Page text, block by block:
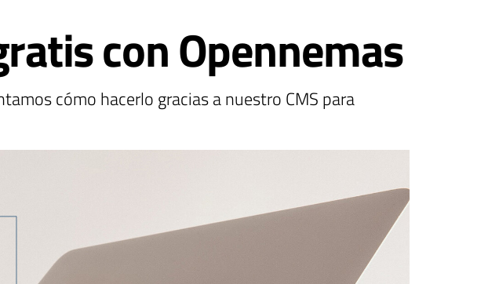
con Opennemas
cómo hacerlo gracias a nuestro CMS para